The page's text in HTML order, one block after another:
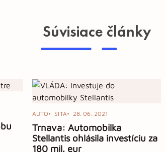
Súvisiace články
AUTO SITA 28. 06. 2021
Trnava: Automobilka
Stellantis ohlásila investíciu za
180 mil. eur